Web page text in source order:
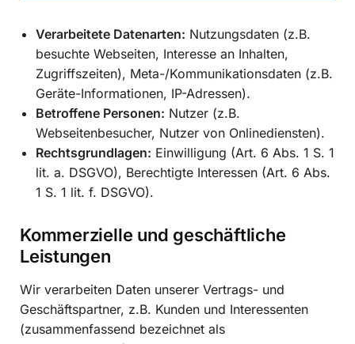
Verarbeitete Datenarten: Nutzungsdaten (z.B.
besuchte Webseiten, Interesse an Inhalten,
Zugriffszeiten), Meta-/Kommunikationsdaten (z.B.
Geräte-Informationen, IP-Adressen).
Betroffene Personen: Nutzer (z.B.
Webseitenbesucher, Nutzer von Onlinediensten).
Rechtsgrundlagen: Einwilligung (Art. 6 Abs. 1 S. 1
lit. a. DSGVO), Berechtigte Interessen (Art. 6 Abs.
1 S. 1 lit. f. DSGVO).
Kommerzielle und geschäftliche
Leistungen
Wir verarbeiten Daten unserer Vertrags- und
Geschäftspartner, z.B. Kunden und Interessenten
(zusammenfassend bezeichnet als